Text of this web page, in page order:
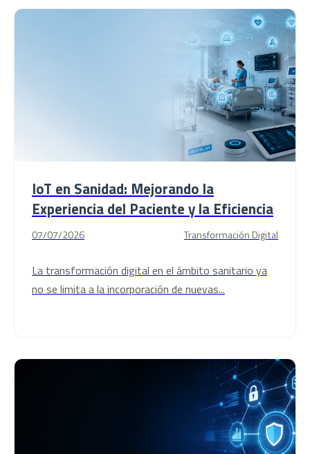
IoT en Sanidad: Mejorando la
Experiencia del Paciente y la Eficiencia
07/07/2026 Transformación Digital
La transformación digital en el ámbito sanitario ya
no se limita a la incorporación de nuevas...